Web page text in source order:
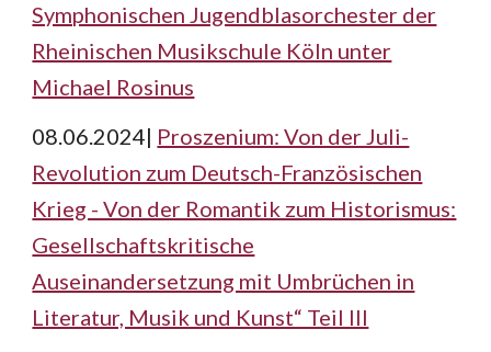
Symphonischen Jugendblasorchester der
Rheinischen Musikschule Köln unter
Michael Rosinus
08.06.2024| Proszenium: Von der Juli-
Revolution zum Deutsch-Französischen
Krieg - Von der Romantik zum Historismus:
Gesellschaftskritische
Auseinandersetzung mit Umbrüchen in
Literatur, Musik und Kunst“ Teil III